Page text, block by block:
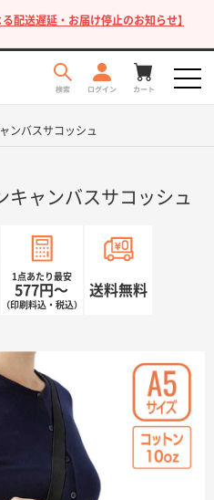
配送遅延・お届け停止のお知らせ】
ンバスサコッシュ
キャンバスサコッシュ
1点あたり最安
577円〜
（印刷料込・税込）
送料無料